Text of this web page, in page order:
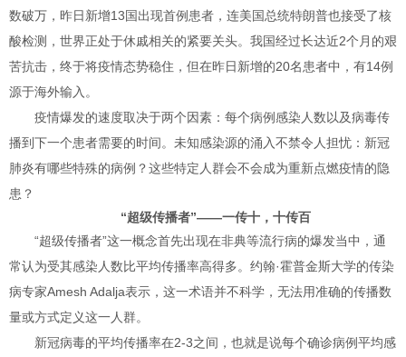
数破万，昨日新增13国出现首例患者，连美国总统特朗普也接受了核
酸检测，世界正处于休戚相关的紧要关头。我国经过长达近2个月的艰
苦抗击，终于将疫情态势稳住，但在昨日新增的20名患者中，有14例
源于海外输入。
疫情爆发的速度取决于两个因素：每个病例感染人数以及病毒传
播到下一个患者需要的时间。未知感染源的涌入不禁令人担忧：新冠
肺炎有哪些特殊的病例？这些特定人群会不会成为重新点燃疫情的隐
患？
“超级传播者”——一传十，十传百
“超级传播者”这一概念首先出现在非典等流行病的爆发当中，通
常认为受其感染人数比平均传播率高得多。约翰·霍普金斯大学的传染
病专家Amesh Adalja表示，这一术语并不科学，无法用准确的传播数
量或方式定义这一人群。
新冠病毒的平均传播率在2-3之间，也就是说每个确诊病例平均感